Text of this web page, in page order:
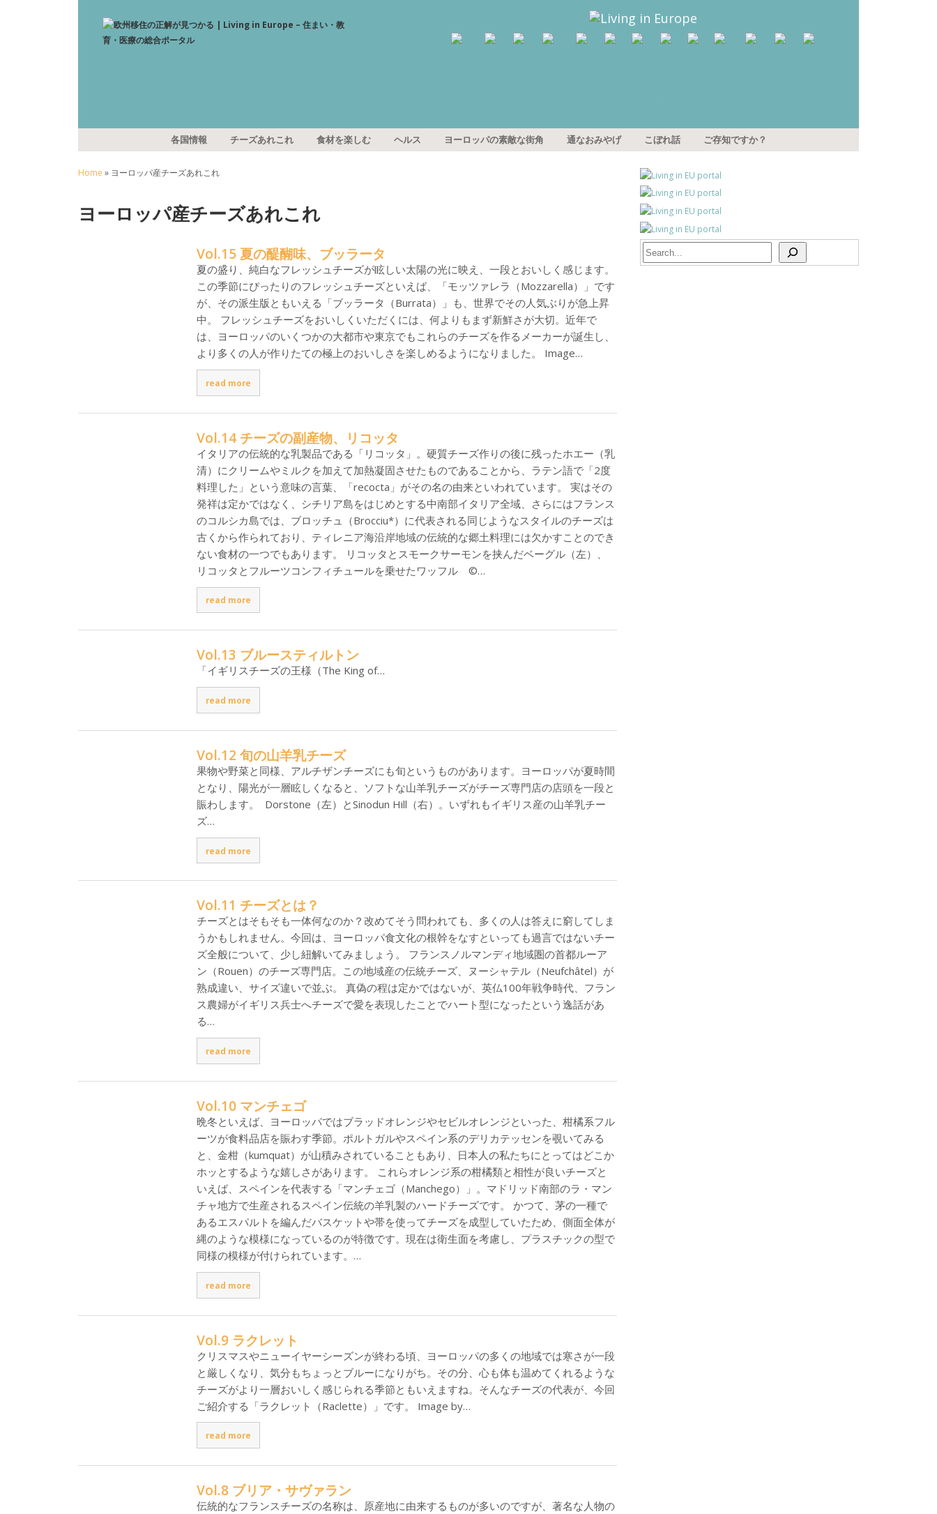
各国情報 チーズあれこれ 食材を楽しむ ヘルス ヨーロッパの素敵な街角 通なおみやげ こぼれ話 ご存知ですか？
Home » ヨーロッパ産チーズあれこれ
ヨーロッパ産チーズあれこれ
Vol.15 夏の醍醐味、ブッラータ
夏の盛り、純白なフレッシュチーズが眩しい太陽の光に映え、一段とおいしく感じます。
この季節にぴったりのフレッシュチーズといえば、「モッツァレラ（Mozzarella）」です
が、その派生版ともいえる「ブッラータ（Burrata）」も、世界でその人気ぶりが急上昇
中。 フレッシュチーズをおいしくいただくには、何よりもまず新鮮さが大切。近年で
は、ヨーロッパのいくつかの大都市や東京でもこれらのチーズを作るメーカーが誕生し、
より多くの人が作りたての極上のおいしさを楽しめるようになりました。 Image…
read more
Vol.14 チーズの副産物、リコッタ
イタリアの伝統的な乳製品である「リコッタ」。硬質チーズ作りの後に残ったホエー（乳
清）にクリームやミルクを加えて加熱凝固させたものであることから、ラテン語で「2度
料理した」という意味の言葉、「recocta」がその名の由来といわれています。 実はその
発祥は定かではなく、シチリア島をはじめとする中南部イタリア全域、さらにはフランス
のコルシカ島では、ブロッチュ（Brocciu*）に代表される同じようなスタイルのチーズは
古くから作られており、ティレニア海沿岸地域の伝統的な郷土料理には欠かすことのでき
ない食材の一つでもあります。 リコッタとスモークサーモンを挟んだベーグル（左）、
リコッタとフルーツコンフィチュールを乗せたワッフル ©…
read more
Vol.13 ブルースティルトン
「イギリスチーズの王様（The King of…
read more
Vol.12 旬の山羊乳チーズ
果物や野菜と同様、アルチザンチーズにも旬というものがあります。ヨーロッパが夏時間
となり、陽光が一層眩しくなると、ソフトな山羊乳チーズがチーズ専門店の店頭を一段と
賑わします。 Dorstone（左）とSinodun Hill（右）。いずれもイギリス産の山羊乳チー
ズ…
read more
Vol.11 チーズとは？
チーズとはそもそも一体何なのか？改めてそう問われても、多くの人は答えに窮してしま
うかもしれません。今回は、ヨーロッパ食文化の根幹をなすといっても過言ではないチー
ズ全般について、少し紐解いてみましょう。 フランスノルマンディ地域圏の首都ルーア
ン（Rouen）のチーズ専門店。この地域産の伝統チーズ、ヌーシャテル（Neufchâtel）が
熟成違い、サイズ違いで並ぶ。 真偽の程は定かではないが、英仏100年戦争時代、フラン
ス農婦がイギリス兵士へチーズで愛を表現したことでハート型になったという逸話があ
る…
read more
Vol.10 マンチェゴ
晩冬といえば、ヨーロッパではブラッドオレンジやセビルオレンジといった、柑橘系フル
ーツが食料品店を賑わす季節。ポルトガルやスペイン系のデリカテッセンを覗いてみる
と、金柑（kumquat）が山積みされていることもあり、日本人の私たちにとってはどこか
ホッとするような嬉しさがあります。 これらオレンジ系の柑橘類と相性が良いチーズと
いえば、スペインを代表する「マンチェゴ（Manchego）」。マドリッド南部のラ・マン
チャ地方で生産されるスペイン伝統の羊乳製のハードチーズです。 かつて、茅の一種で
あるエスパルトを編んだバスケットや帯を使ってチーズを成型していたため、側面全体が
縄のような模様になっているのが特徴です。現在は衛生面を考慮し、プラスチックの型で
同様の模様が付けられています。…
read more
Vol.9 ラクレット
クリスマスやニューイヤーシーズンが終わる頃、ヨーロッパの多くの地域では寒さが一段
と厳しくなり、気分もちょっとブルーになりがち。その分、心も体も温めてくれるような
チーズがより一層おいしく感じられる季節ともいえますね。そんなチーズの代表が、今回
ご紹介する「ラクレット（Raclette）」です。 Image by…
read more
Vol.8 ブリア・サヴァラン
伝統的なフランスチーズの名称は、原産地に由来するものが多いのですが、著名な人物の
Search